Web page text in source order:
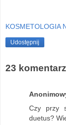
KOSMETOLOGIA
Udostępnij
23
Czy przy
duetus?